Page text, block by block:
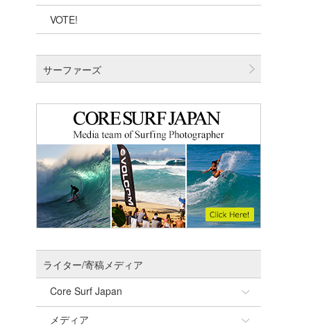
千葉南
四国
沖縄
VOTE!
サーファーズ
ライター/寄稿メディア
Core Surf Japan
Naoya Kimoto
メディア